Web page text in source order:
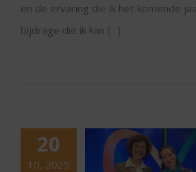
en de ervaring die ik het komende
bijdrage die ik kan [...]
20
10, 2025